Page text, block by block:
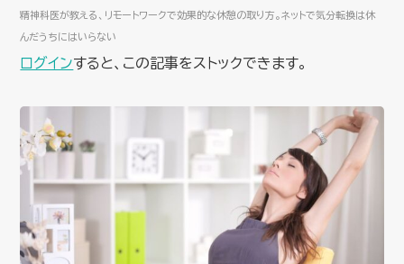
精神科医が教える、リモートワークで効果的な休憩の取り方。ネットで気分転換は休
んだうちにはいらない
ログインすると、この記事をストックできます。